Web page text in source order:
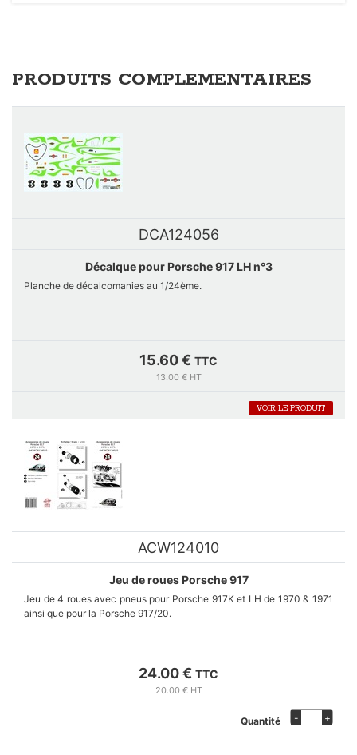
PRODUITS COMPLEMENTAIRES
DCA124056
Décalque pour Porsche 917 LH n°3
Planche de décalcomanies au 1/24ème.
15.60 € TTC
13.00 € HT
VOIR LE PRODUIT
ACW124010
Jeu de roues Porsche 917
Jeu de 4 roues avec pneus pour Porsche 917K et LH de 1970 & 1971
ainsi que pour la Porsche 917/20.
Kits fabriqués à la demande en cas de rupture de stock, nous
contacter grâce au formulaire de contact.
24.00 € TTC
20.00 € HT
Quantité - +